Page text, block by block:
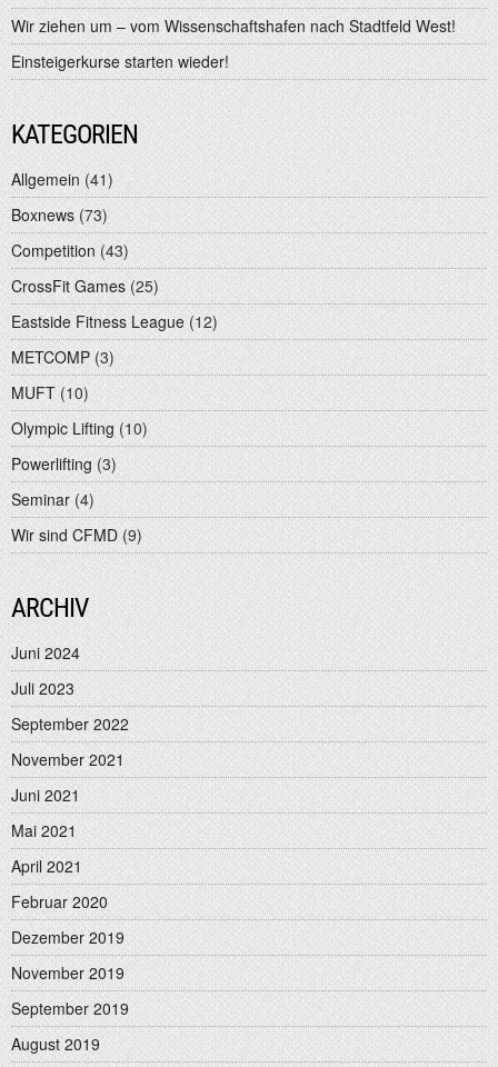
Wir ziehen um – vom Wissenschaftshafen nach Stadtfeld West!
Einsteigerkurse starten wieder!
KATEGORIEN
Allgemein (41)
Boxnews (73)
Competition (43)
CrossFit Games (25)
Eastside Fitness League (12)
METCOMP (3)
MUFT (10)
Olympic Lifting (10)
Powerlifting (3)
Seminar (4)
Wir sind CFMD (9)
ARCHIV
Juni 2024
Juli 2023
September 2022
November 2021
Juni 2021
Mai 2021
April 2021
Februar 2020
Dezember 2019
November 2019
September 2019
August 2019